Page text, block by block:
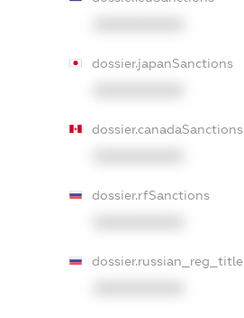
dossier.japanSanctions
dossier.canadaSanctions
dossier.rfSanctions
dossier.russian_reg_title